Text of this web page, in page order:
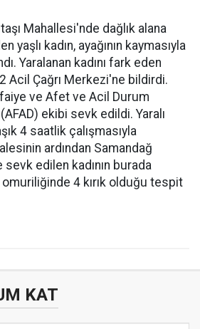
Mahallesi'nde dağlık alana
yaşlı kadın, ayağının kaymasıyla
Yaralanan kadını fark eden
Acil Çağrı Merkezi'ne bildirdi.
ve Afet ve Acil Durum
ekibi sevk edildi. Yaralı
4 saatlik çalışmasıyla
ardından Samandağ
edilen kadının burada
4 kırık olduğu tespit
KAT